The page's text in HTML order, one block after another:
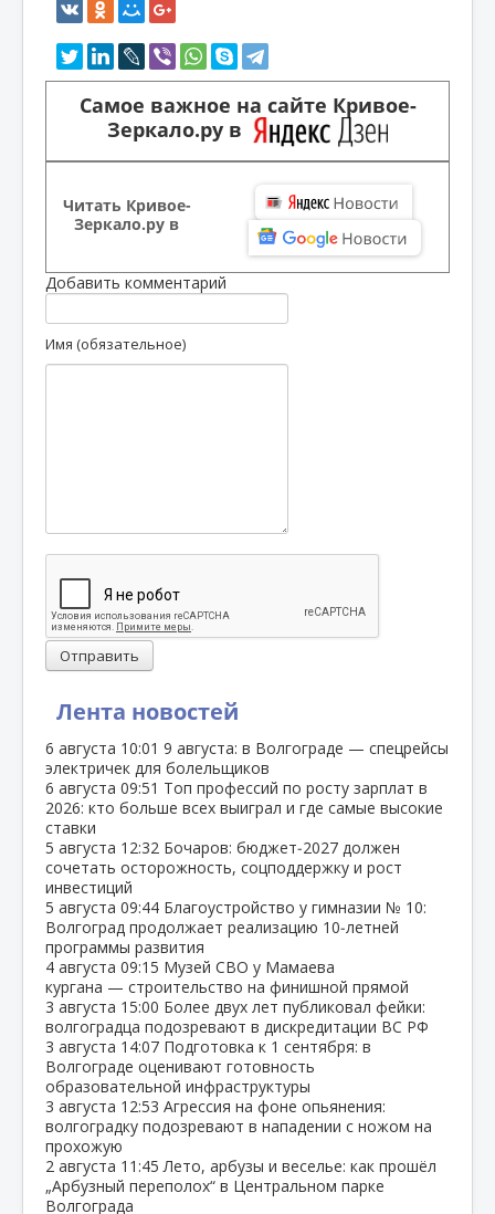
Лента новостей
6 августа 10:01 9 августа: в Волгограде — спецрейсы
электричек для болельщиков
6 августа 09:51 Топ профессий по росту зарплат в
2026: кто больше всех выиграл и где самые высокие
ставки
5 августа 12:32 Бочаров: бюджет‑2027 должен
сочетать осторожность, соцподдержку и рост
инвестиций
5 августа 09:44 Благоустройство у гимназии № 10:
Волгоград продолжает реализацию 10‑летней
программы развития
4 августа 09:15 Музей СВО у Мамаева
кургана — строительство на финишной прямой
3 августа 15:00 Более двух лет публиковал фейки:
волгоградца подозревают в дискредитации ВС РФ
3 августа 14:07 Подготовка к 1 сентября: в
Волгограде оценивают готовность
образовательной инфраструктуры
3 августа 12:53 Агрессия на фоне опьянения:
волгоградку подозревают в нападении с ножом на
прохожую
2 августа 11:45 Лето, арбузы и веселье: как прошёл
„Арбузный переполох“ в Центральном парке
Волгограда
Самое важное на сайте Кривое-
Зеркало.ру в
Читать Кривое-
Зеркало.ру в
Добавить комментарий
Имя (обязательное)
Отправить